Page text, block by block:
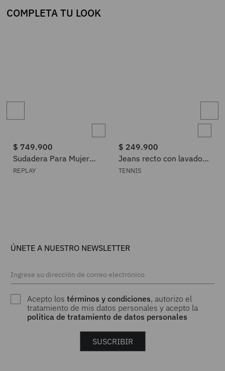
COMPLETA TU LOOK
$ 749.900
Sudadera Para Mujer
Replay
REPLAY
$ 249.900
Jeans recto con lavado
claro desvanecido en
TENNIS
ÚNETE A NUESTRO NEWSLETTER
Acepto lostérminos y condiciones, autorizo el
tratamiento de mis datos personales y acepto la
politica de tratamiento de datos personales
SUSCRIBIR